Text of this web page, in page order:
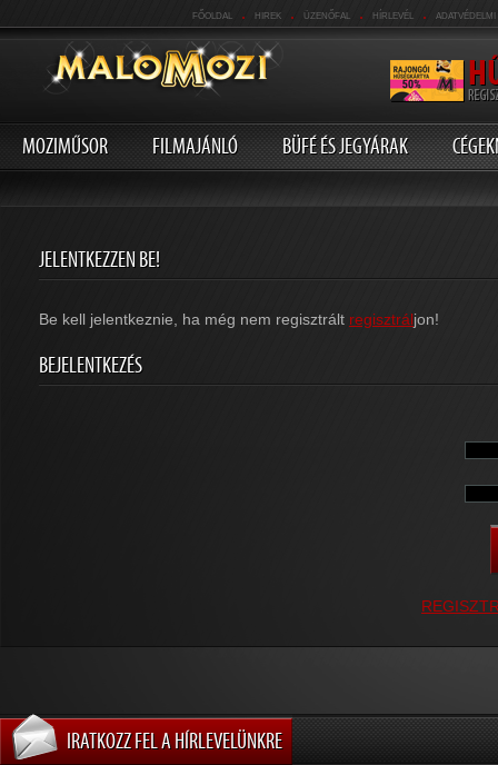
FŐOLDAL . HIREK . ÜZENŐFAL . HÍRLEVÉL . ADATVÉDELMI
MOZIMŰSOR FILMAJÁNLÓ BÜFÉ ÉS JEGYÁRAK
JELENTKEZZEN BE!
Be kell jelentkeznie, ha még nem regisztrált regisztráljon!
BEJELENTKEZÉS
IRATKOZZ FEL A HÍRLEVELÜNKRE